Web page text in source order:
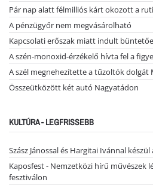
Pár nap alatt félmilliós kárt okozott a
A pénzügyőr nem megvásárolható
Kapcsolati erőszak miatt indult
A szén-monoxid-érzékelő hívta fel a
A szél megnehezítette a tűzoltók dolgát
Összeütközött két autó Nagyatádon
KULTÚRA - LEGFRISSEBB
Szász Jánossal és Hargitai Ivánnal
Kaposfest - Nemzetközi hírű művészek
fesztiválon